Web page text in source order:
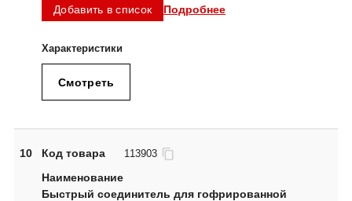
Добавить в список Подробнее
Смотреть
10 Код товара 113903
Быстрый соединитель для гофрированной